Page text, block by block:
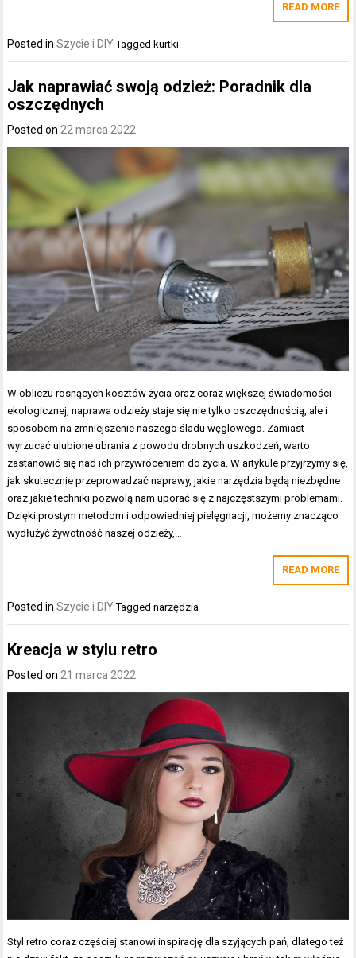
READ MORE
Posted inSzycie i DIY Tagged kurtki
Jak naprawiać swoją odzież: Poradnik dla
oszczędnych
Posted on 22 marca 2022
W obliczu rosnących kosztów życia oraz coraz większej świadomości
ekologicznej, naprawa odzieży staje się nie tylko oszczędnością, ale i
sposobem na zmniejszenie naszego śladu węglowego. Zamiast
wyrzucać ulubione ubrania z powodu drobnych uszkodzeń, warto
zastanowić się nad ich przywróceniem do życia. W artykule przyjrzymy się,
jak skutecznie przeprowadzać naprawy, jakie narzędzia będą niezbędne
oraz jakie techniki pozwolą nam uporać się z najczęstszymi problemami.
Dzięki prostym metodom i odpowiedniej pielęgnacji, możemy znacząco
wydłużyć żywotność naszej odzieży,…
READ MORE
Posted inSzycie i DIY Taggednarzędzia
Kreacja w stylu retro
Posted on 21 marca 2022
Styl retro coraz częściej stanowi inspirację dla szyjących pań, dlatego też